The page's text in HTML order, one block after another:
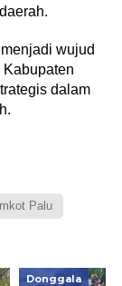
wujud
dalam
Palu
Donggala